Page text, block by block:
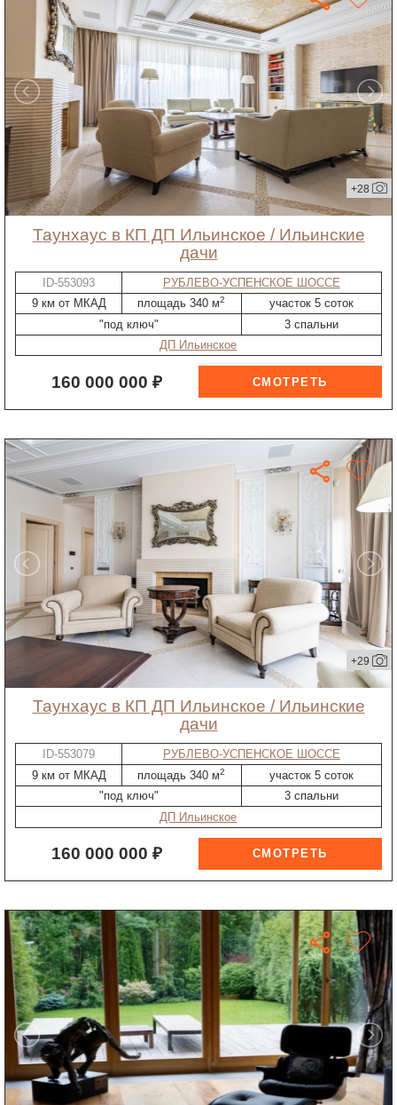
+28
таунхаус в КП ДП Ильинское / Ильинские
дачи
ID-553093
РУБЛЕВО-УСПЕНСКОЕ ШОССЕ
9 км от МКАД
площадь 340 м2
участок 5 соток
"под ключ"
3 спальни
ДП Ильинское
160 000 000 ₽
+29
таунхаус в КП ДП Ильинское / Ильинские
дачи
ID-553079
РУБЛЕВО-УСПЕНСКОЕ ШОССЕ
9 км от МКАД
площадь 340 м2
участок 5 соток
"под ключ"
3 спальни
ДП Ильинское
160 000 000 ₽